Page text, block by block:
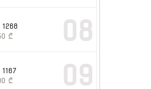
1268
₾ 08
1167
₾ 09